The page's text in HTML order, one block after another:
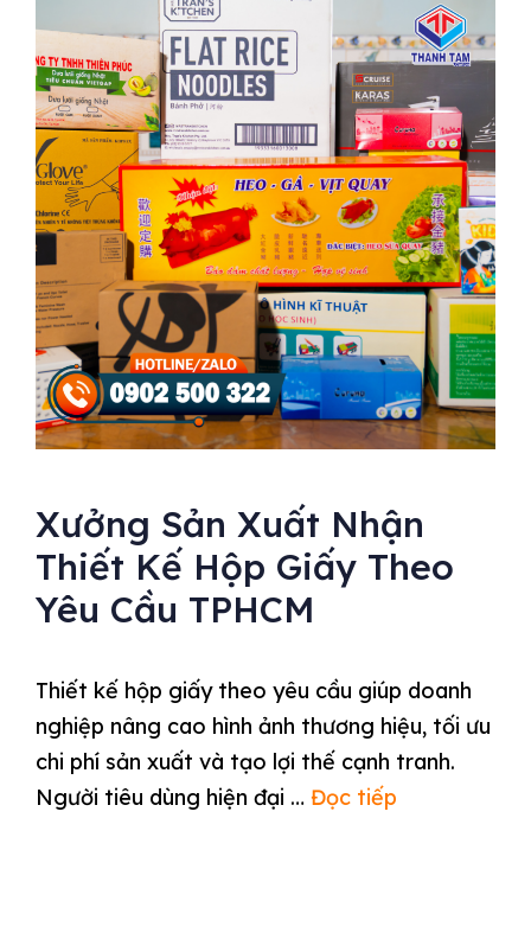
Xưởng Sản Xuất Nhận
Thiết Kế Hộp Giấy Theo
Yêu Cầu TPHCM
Thiết kế hộp giấy theo yêu cầu giúp doanh
nghiệp nâng cao hình ảnh thương hiệu, tối ưu
chi phí sản xuất và tạo lợi thế cạnh tranh.
Người tiêu dùng hiện đại … Đọc tiếp